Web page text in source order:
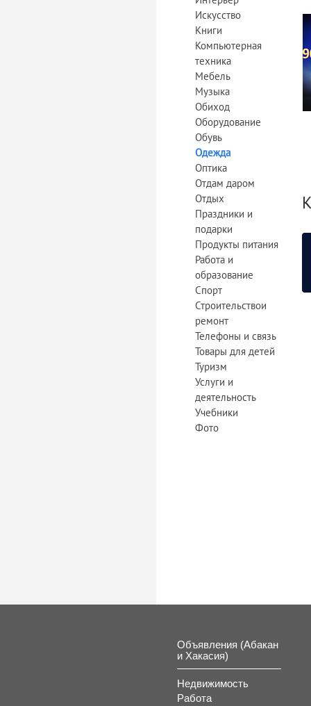
Искусство
Книги
Компьютерная
техника
Мебель
Музыка
Обиход
Оборудование
Обувь
Одежда
Оптика
Отдам даром
Отдых
Праздники и
подарки
Продукты питания
Работа и
образование
Спорт
Строительствои
ремонт
Телефоны и связь
Товары для детей
Туризм
Услуги и
деятельность
Учебники
Фото
Объявления (Абакан
и Хакасия)
Недвижимость
Работа